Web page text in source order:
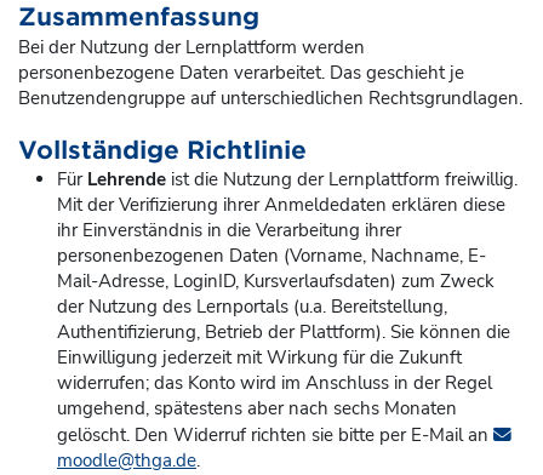
Zusammenfassung
Bei der Nutzung der Lernplattform werden
personenbezogene Daten verarbeitet. Das geschieht je
Benutzendengruppe auf unterschiedlichen Rechtsgrundlagen.
Vollständige Richtlinie
Für Lehrende ist die Nutzung der Lernplattform freiwillig.
Mit der Verifizierung ihrer Anmeldedaten erklären diese
ihr Einverständnis in die Verarbeitung ihrer
personenbezogenen Daten (Vorname, Nachname, E-
Mail-Adresse, LoginID, Kursverlaufsdaten) zum Zweck
der Nutzung des Lernportals (u.a. Bereitstellung,
Authentifizierung, Betrieb der Plattform). Sie können die
Einwilligung jederzeit mit Wirkung für die Zukunft
widerrufen; das Konto wird im Anschluss in der Regel
umgehend, spätestens aber nach sechs Monaten
gelöscht. Den Widerruf richten sie bitte per E-Mail an
moodle@thga.de.